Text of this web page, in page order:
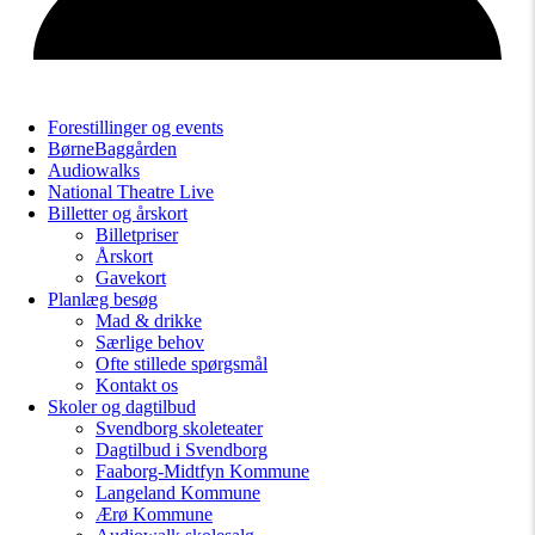
Forestillinger og events
BørneBaggården
Audiowalks
National Theatre Live
Billetter og årskort
Billetpriser
Årskort
Gavekort
Planlæg besøg
Mad & drikke
Særlige behov
Ofte stillede spørgsmål
Kontakt os
Skoler og dagtilbud
Svendborg skoleteater
Dagtilbud i Svendborg
Faaborg-Midtfyn Kommune
Langeland Kommune
Ærø Kommune